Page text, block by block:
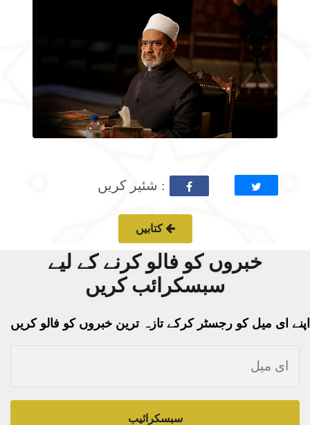
: شئیر کریں
کتابیں
خبروں کو فالو کرنے کے لیے
سبسکرائب کریں
اپنے ای میل کو رجسٹر کرکے تازہ ترین خبروں کو فالو کریں
سبسکرائیب